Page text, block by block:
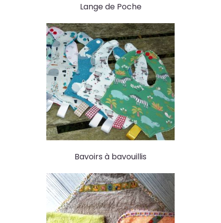
Lange de Poche
Bavoirs à bavouillis